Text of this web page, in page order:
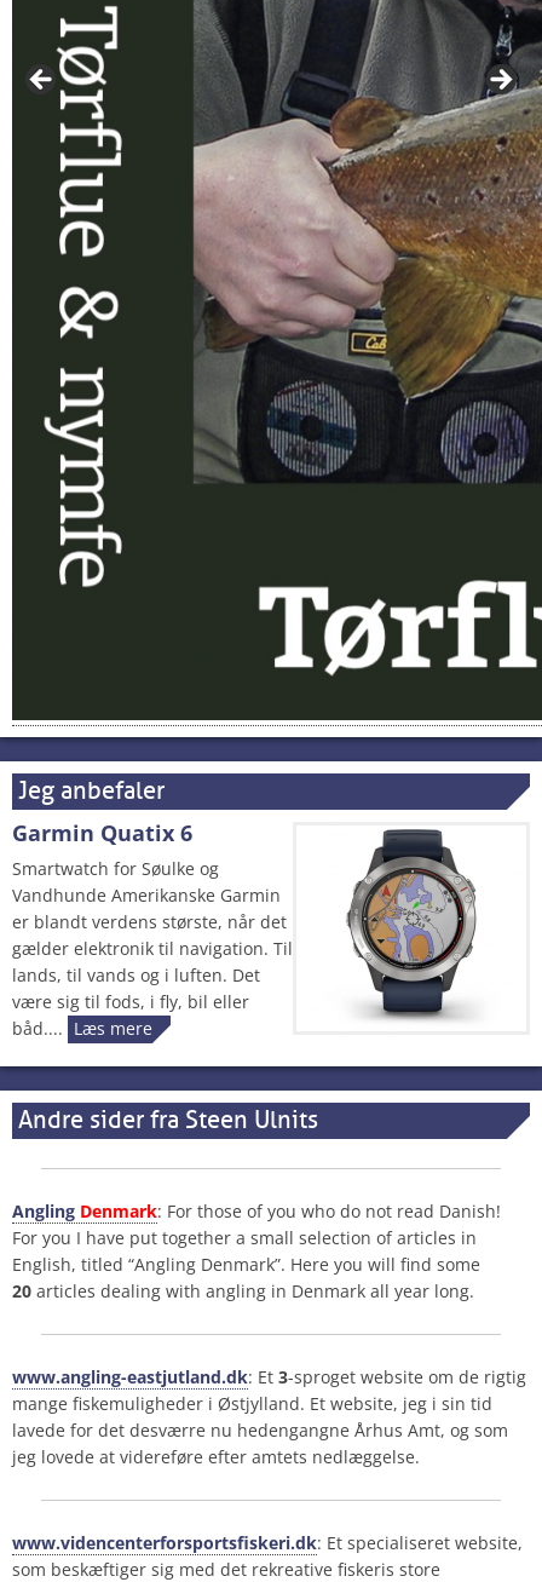
Jeg anbefaler
Garmin Quatix 6
Smartwatch for Søulke og
Vandhunde Amerikanske Garmin
er blandt verdens største, når det
gælder elektronik til navigation. Til
lands, til vands og i luften. Det
være sig til fods, i fly, bil eller
båd.... Læs mere
Andre sider fra Steen Ulnits
Angling Denmark: For those of you who do not read Danish!
For you I have put together a small selection of articles in
English, titled “Angling Denmark”. Here you will find some
20 articles dealing with angling in Denmark all year long.
www.angling-eastjutland.dk: Et 3-sproget website om de rigtig
mange fiskemuligheder i Østjylland. Et website, jeg i sin tid
lavede for det desværre nu hedengangne Århus Amt, og som
jeg lovede at videreføre efter amtets nedlæggelse.
www.videncenterforsportsfiskeri.dk: Et specialiseret website,
som beskæftiger sig med det rekreative fiskeris store